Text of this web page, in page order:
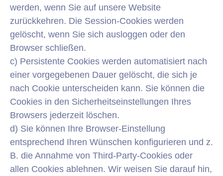
werden, wenn Sie auf unsere Website
zurückkehren. Die Session-Cookies werden
gelöscht, wenn Sie sich ausloggen oder den
Browser schließen.
c) Persistente Cookies werden automatisiert nach
einer vorgegebenen Dauer gelöscht, die sich je
nach Cookie unterscheiden kann. Sie können die
Cookies in den Sicherheitseinstellungen Ihres
Browsers jederzeit löschen.
d) Sie können Ihre Browser-Einstellung
entsprechend Ihren Wünschen konfigurieren und z.
B. die Annahme von Third-Party-Cookies oder
allen Cookies ablehnen. Wir weisen Sie darauf hin,